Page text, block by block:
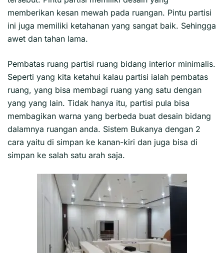
memberikan kesan mewah pada ruangan. Pintu partisi
ini juga memiliki ketahanan yang sangat baik. Sehingga
awet dan tahan lama.
Pembatas ruang partisi ruang bidang interior minimalis.
Seperti yang kita ketahui kalau partisi ialah pembatas
ruang, yang bisa membagi ruang yang satu dengan
yang yang lain. Tidak hanya itu, partisi pula bisa
membagikan warna yang berbeda buat desain bidang
dalamnya ruangan anda. Sistem Bukanya dengan 2
cara yaitu di simpan ke kanan-kiri dan juga bisa di
simpan ke salah satu arah saja.